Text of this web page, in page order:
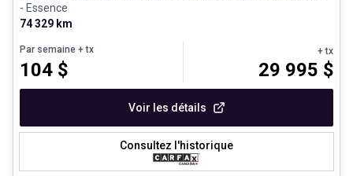
- Essence
74 329 km
Par semaine + tx
104 $
+ tx
29 995 $
Voir les détails
Consultez l'historique